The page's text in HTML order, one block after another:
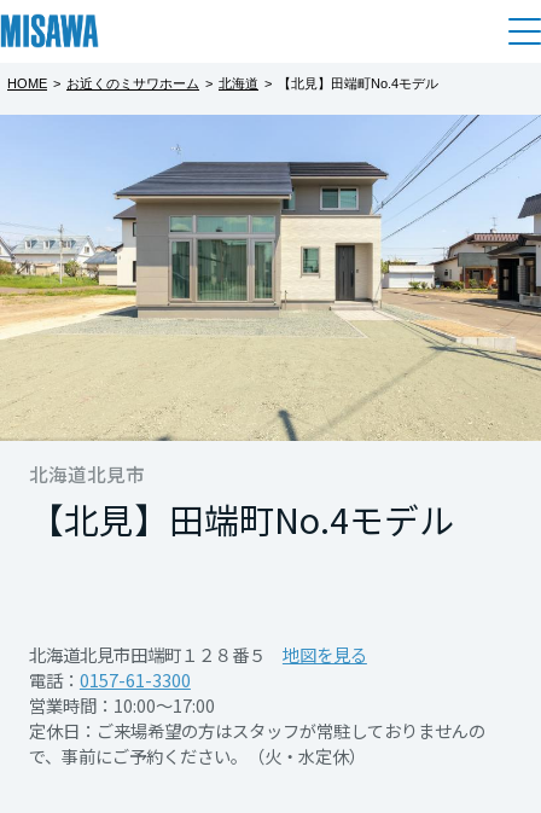
住まい
[注文住宅]
商品ラインアップ
デザイン
テクノロジー（住まいの性能）
建築事例・建築実例
デザイナーズギャラリー
インテリア
買う
分譲住宅（建売・土地）検索
土地活用
個人のお客さま
賃貸住宅
賃貸併用住宅
店舗・各種施設
土地活用モデルルーム見学
企業不動産活用（CRE）戦略
社宅建築
リフォーム
戸建て・マンション
ミサワリフォームとは
リフォームの流れ
リフォームメニュー
事業用
事業用リノベーション
まちづくり
複合開発・投資開発
複合開発事業（ASMACI-アスマチ-）
収益不動産・投資開発事業
建築再生事業
オーナーサポート
サポートメニュー
アフターメンテナンス
ミサワリフォーム
企業・IR情報
ニュース
MISAWAについて
ミサワホームグループ
住まいのご相談
HOME > お近くのミサワホーム > 北海道 > 【北見】田端町No.4モデル
北海道北見市
【北見】田端町No.4モデル
北海道北見市田端町１２８番５
地図を見る
電話： 0157-61-3300
営業時間：10:00～17:00
定休日：ご来場希望の方はスタッフが常駐しておりませんの
で、事前にご予約ください。（火・水定休）
都道府県を選択
北海道
北海道
東北
青森県
岩手県
秋田県
【北見】田端町No.4 Roomieモデル
日が差し込む高窓のある明るいリビング
（WEB又はお電話にてお申
開催場所 北見市田端町128-5